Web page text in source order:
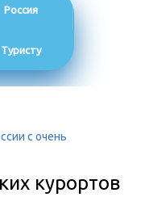
Россия
Туристу
с очень
курортов